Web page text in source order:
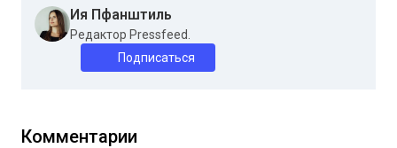
Ия Пфанштиль
Редактор Pressfeed.
Подписаться
Комментарии